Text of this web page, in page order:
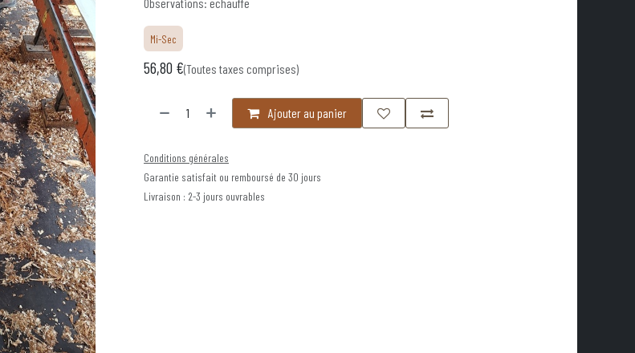
Mi-Sec
56,80 €(Toutes taxes comprises)
Ajouter au panier
Conditions générales
Garantie satisfait ou remboursé de 30 jours
Livraison : 2-3 jours ouvrables